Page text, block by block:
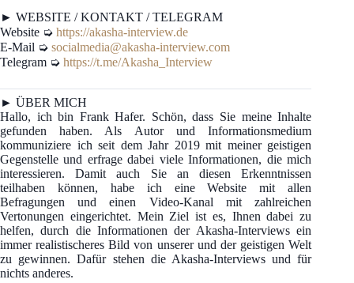
► WEBSITE / KONTAKT / TELEGRAM
Website ➭ https://akasha-interview.de
E-Mail ➭ socialmedia@akasha-interview.com
Telegram ➭ https://t.me/Akasha_Interview
► ÜBER MICH
Hallo, ich bin Frank Hafer. Schön, dass Sie meine Inhalte
gefunden haben. Als Autor und Informationsmedium
kommuniziere ich seit dem Jahr 2019 mit meiner geistigen
Gegenstelle und erfrage dabei viele Informationen, die mich
interessieren. Damit auch Sie an diesen Erkenntnissen
teilhaben können, habe ich eine Website mit allen
Befragungen und einen Video-Kanal mit zahlreichen
Vertonungen eingerichtet. Mein Ziel ist es, Ihnen dabei zu
helfen, durch die Informationen der Akasha-Interviews ein
immer realistischeres Bild von unserer und der geistigen Welt
zu gewinnen. Dafür stehen die Akasha-Interviews und für
nichts anderes.